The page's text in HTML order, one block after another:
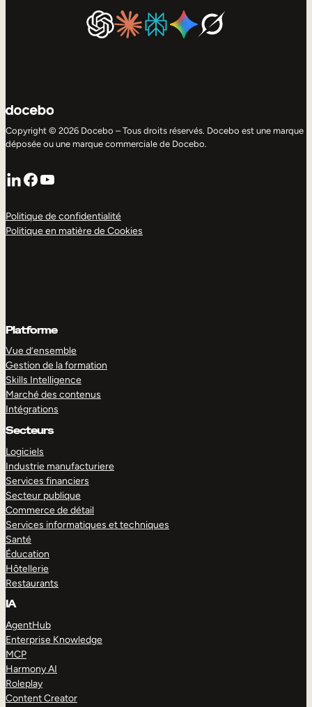
Copyright © 2026 Docebo – Tous droits réservés. Docebo est une marque
déposée ou une marque commerciale de Docebo.
LinkedIn
Facebook
YouTube
Politique de confidentialité
Politique en matière de Cookies
Platforme
Vue d’ensemble
Gestion de la formation
Skills Intelligence
Marché des contenus
Intégrations
Secteurs
Logiciels
Industrie manufacturiere
Services financiers
Secteur publique
Commerce de détail
Services informatiques et techniques
Santé
Éducation
Hôtellerie
Restaurants
IA
AgentHub
Enterprise Knowledge
MCP
Harmony AI
Roleplay
Content Creator